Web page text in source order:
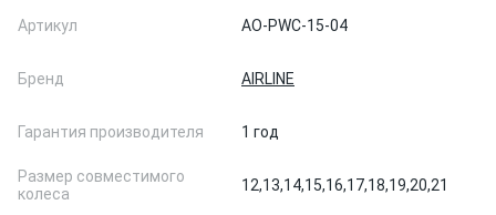
Артикул
AO-PWC-15-04
Бренд AIRLINE
Гарантия производителя 1 год
Размер совместимого
колеса
12,13,14,15,16,17,18,19,20,21